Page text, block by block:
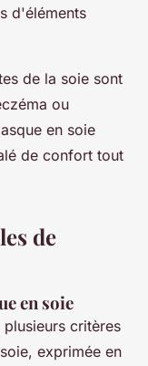
d'éléments
de la soie sont
ou
en soie
de confort tout
de
en soie
plusieurs critères
exprimée en